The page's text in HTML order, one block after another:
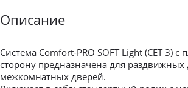
Описание
Система Comfort-PRO SOFT Light (СЕТ 3)
сторону предназначена для
межкомнатных дверей.